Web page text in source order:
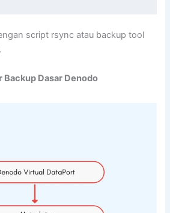
script rsync atau backup tool
Dasar Denodo